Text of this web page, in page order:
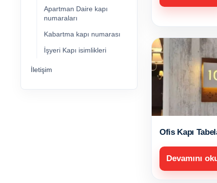
Apartman Daire kapı
numaraları
Kabartma kapı numarası
İşyeri Kapı isimlikleri
İletişim
Ofis Kapı
Devamını